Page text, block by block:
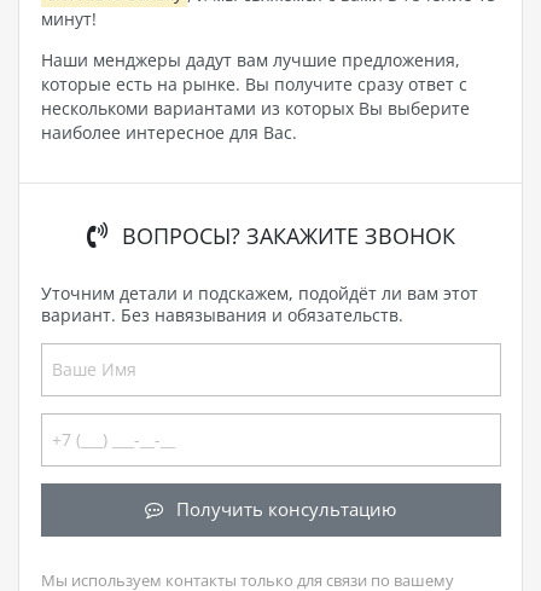
минут!
Наши менджеры дадут вам лучшие предложения,
которые есть на рынке. Вы получите сразу ответ с
несколькоми вариантами из которых Вы выберите
наиболее интересное для Вас.
ВОПРОСЫ? ЗАКАЖИТЕ ЗВОНОК
Уточним детали и подскажем, подойдёт ли вам этот
вариант. Без навязывания и обязательств.
Получить консультацию
Мы используем контакты только для связи по вашему